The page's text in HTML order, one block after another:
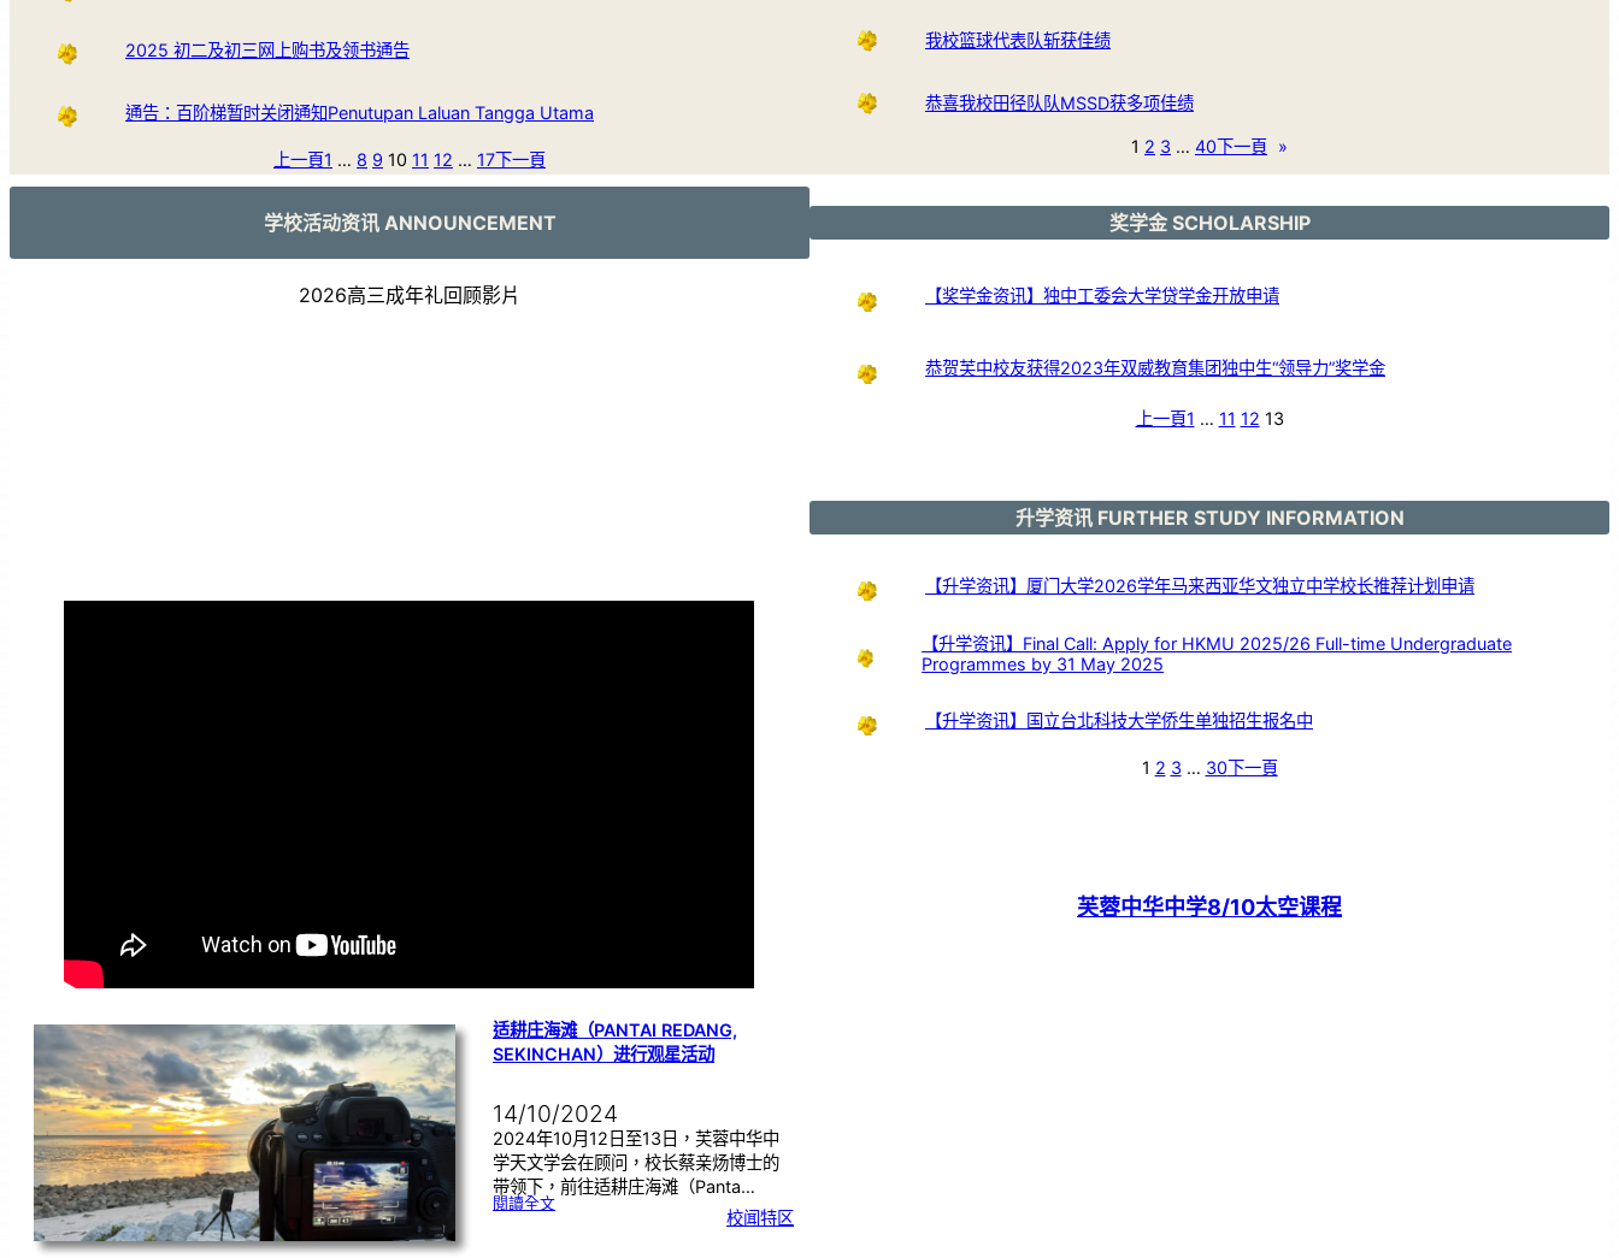
2025 初二及初三网上购书及领书通告
通告：百阶梯暂时关闭通知Penutupan Laluan Tangga Utama
上一頁1 … 8 9 10 11 12 … 17下一頁
我校篮球代表队斩获佳绩
恭喜我校田径队队MSSD获多项佳绩
1 2 3 … 40下一頁 »
学校活动资讯 ANNOUNCEMENT
2026高三成年礼回顾影片
适耕庄海滩（PANTAI REDANG,
SEKINCHAN）进行观星活动
14/10/2024
2024年10月12日至13日，芙蓉中华中
学天文学会在顾问，校长蔡亲炀博士的
带领下，前往适耕庄海滩（Panta…
閱讀全文:适 校闻特区
奖学金 SCHOLARSHIP
【奖学金资讯】独中工委会大学贷学金开放申请
恭贺芙中校友获得2023年双威教育集团独中生“领导力”奖学金
上一頁1 … 11 12 13
升学资讯 FURTHER STUDY INFORMATION
【升学资讯】厦门大学2026学年马来西亚华文独立中学校长推荐计划申请
【升学资讯】Final Call: Apply for HKMU 2025/26 Full-time Undergraduate
Programmes by 31 May 2025
【升学资讯】国立台北科技大学侨生单独招生报名中
1 2 3 … 30 下一頁
芙蓉中华中学8/10太空课程